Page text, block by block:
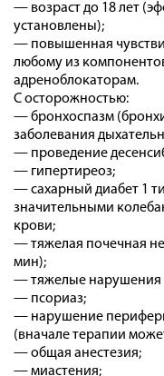
— возраст до 18 лет
установлены);
— повышенная
любому из
адреноблокаторам.
С осторожностью:
— бронхоспазм
заболевания
— проведение
— гипертиреоз;
— сахарный диабет 1
значительными
крови;
— тяжелая почечная
мин);
— тяжелые нарушения
— псориаз;
— нарушение
(вначале терапии
— общая анестезия;
— миастения;